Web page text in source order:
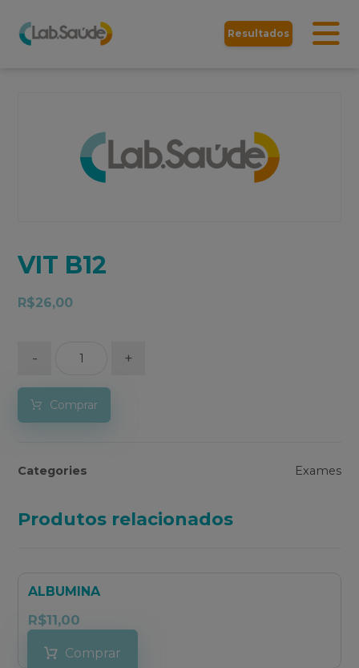
Resultados
VIT B12
R$26,00
- +
Comprar
Categories Exames
Produtos relacionados
ALBUMINA
R$11,00
Comprar